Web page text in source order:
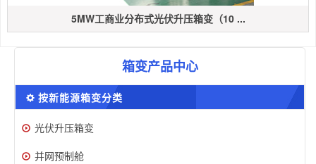
5MW工商业分布式光伏升压箱变（10 ...
箱变产品中心
按新能源箱变分类
光伏升压箱变
并网预制舱